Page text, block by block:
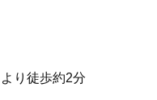
り徒歩約2分